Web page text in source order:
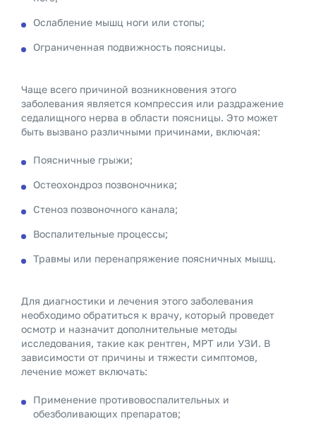
Ослабление мышц ноги или стопы;
Ограниченная подвижность поясницы.
Чаще всего причиной возникновения этого
заболевания является компрессия или раздражение
седалищного нерва в области поясницы. Это может
быть вызвано различными причинами, включая:
Поясничные грыжи;
Остеохондроз позвоночника;
Стеноз позвоночного канала;
Воспалительные процессы;
Травмы или перенапряжение поясничных мышц.
Для диагностики и лечения этого заболевания
необходимо обратиться к врачу, который проведет
осмотр и назначит дополнительные методы
исследования, такие как рентген, МРТ или УЗИ. В
зависимости от причины и тяжести симптомов,
лечение может включать:
Применение противовоспалительных и
обезболивающих препаратов;